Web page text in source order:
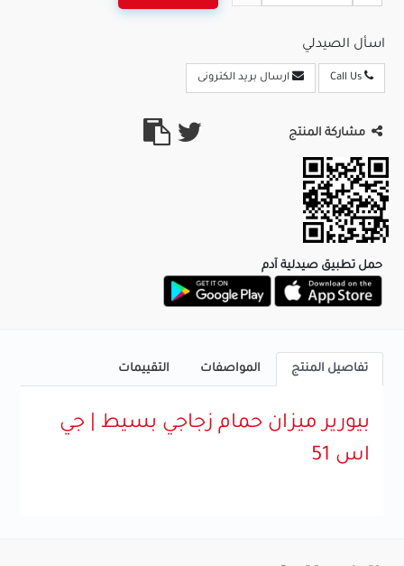
اسأل الصيدلي
ارسال بريد الكترونى
مشاركة المنتج
حمل تطبيق صيدلية آدم
تفاصيل المنتج المواصفات التقييمات
بيورير ميزان حمام زجاجي بسيط | جي
اس 51